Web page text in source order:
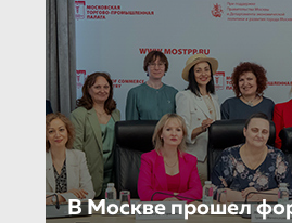
В Москве прошел